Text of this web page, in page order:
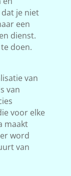
je niet
een
dienst.
doen.
van
van
voor elke
maakt
word
van